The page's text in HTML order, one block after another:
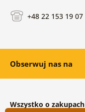
+48 22 153 19 07
Obserwuj nas na
Wszystko o zakupach